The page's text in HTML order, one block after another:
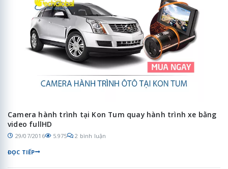
Camera hành trình tại Kon Tum quay hành trình xe bằng
video fullHD
29/07/2016 5.975 2 bình luận
ĐỌC TIẾP